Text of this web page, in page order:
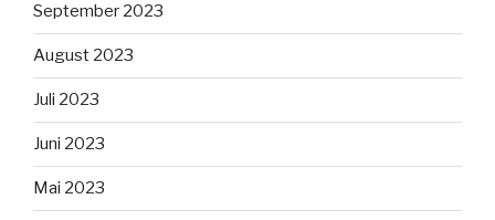
September 2023
August 2023
Juli 2023
Juni 2023
Mai 2023